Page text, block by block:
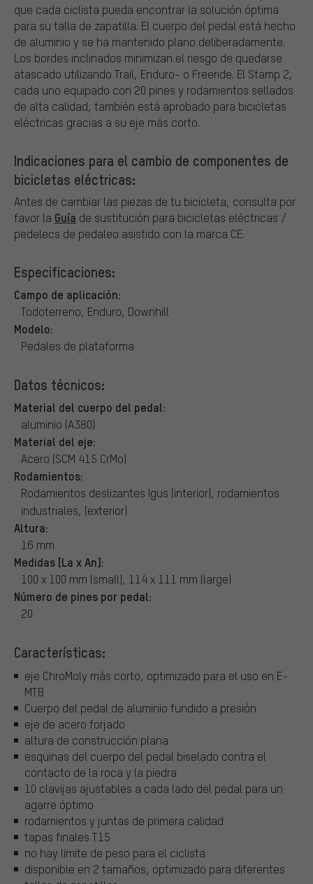
que cada ciclista pueda encontrar la solución óptima
para su talla de zapatilla. El cuerpo del pedal está hecho
de aluminio y se ha mantenido plano deliberadamente.
Los bordes inclinados minimizan el riesgo de quedarse
atascado utilizando Trail, Enduro- o Freeride. El Stamp 2,
cada uno equipado con 20 pines y rodamientos sellados
de alta calidad, también está aprobado para bicicletas
eléctricas gracias a su eje más corto.
Indicaciones para el cambio de componentes de
bicicletas eléctricas:
Antes de cambiar las piezas de tu bicicleta, consulta por
favor la Guía de sustitución para bicicletas eléctricas /
pedelecs de pedaleo asistido con la marca CE.
Especificaciones:
Campo de aplicación:
Todoterreno, Enduro, Downhill
Modelo:
Pedales de plataforma
Datos técnicos:
Material del cuerpo del pedal:
aluminio (A380)
Material del eje:
Acero (SCM 415 CrMo)
Rodamientos:
Rodamientos deslizantes Igus (interior), rodamientos
industriales, (exterior)
Altura:
16 mm
Medidas [La x An]:
100 x 100 mm (small), 114 x 111 mm (large)
Número de pines por pedal:
20
Características:
eje ChroMoly más corto, optimizado para el uso en E-
MTB
Cuerpo del pedal de aluminio fundido a presión
eje de acero forjado
altura de construcción plana
esquinas del cuerpo del pedal biselado contra el
contacto de la roca y la piedra
10 clavijas ajustables a cada lado del pedal para un
agarre óptimo
rodamientos y juntas de primera calidad
tapas finales T15
no hay límite de peso para el ciclista
disponible en 2 tamaños, optimizado para diferentes